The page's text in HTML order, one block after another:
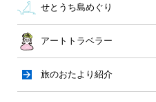
せとうち島めぐり
アートトラベラー
旅のおたより紹介